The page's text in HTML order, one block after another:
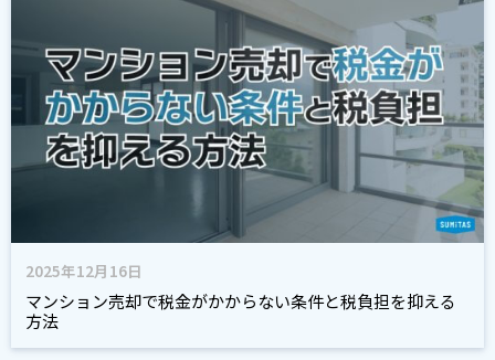
2025年12月16日
マンション売却で税金がかからない条件と税負担を抑える
方法